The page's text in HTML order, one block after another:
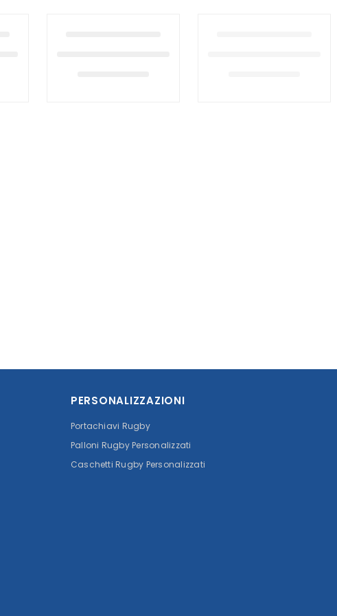
PERSONALIZZAZIONI
Portachiavi Rugby
Palloni Rugby Personalizzati
Caschetti Rugby Personalizzati